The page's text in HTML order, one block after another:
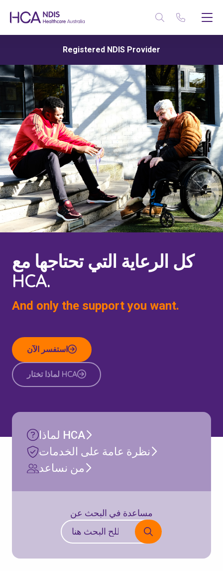
Registered NDIS Provider
كل الرعاية التي تحتاجها مع
HCA.
And only the support you want.
استفسر الآن
لماذا تختار HCA
لماذا HCA
نظرة عامة على الخدمات
من نساعد
مساعدة في البحث عن